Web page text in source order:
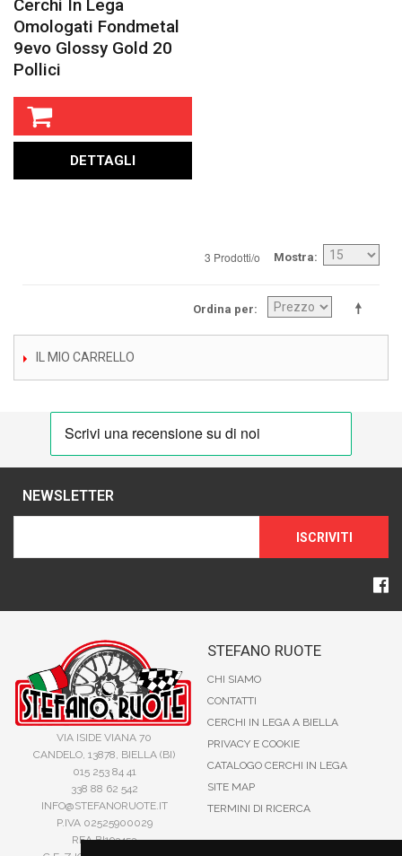
Cerchi In Lega
Omologati Fondmetal
9evo Glossy Gold 20
Pollici
DETTAGLI
3 Prodotti/o Mostra
Ordina per
IL MIO CARRELLO
NEWSLETTER
ISCRIVITI
VIA ISIDE VIANA 70
CANDELO, 13878, BIELLA (BI)
015 253 84 41
338 88 62 542
INFO@STEFANORUOTE.IT
P.IVA 02525900029
REA BI193453
STEFANO RUOTE
CHI SIAMO
CONTATTI
CERCHI IN LEGA A BIELLA
PRIVACY E COOKIE
CATALOGO CERCHI IN LEGA
SITE MAP
TERMINI DI RICERCA